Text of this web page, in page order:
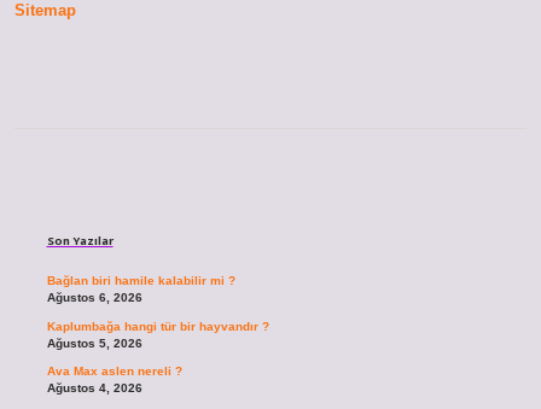
Sitemap
Son Yazılar
Bağlan biri hamile kalabilir mi ?
Ağustos 6, 2026
Kaplumbağa hangi tür bir hayvandır ?
Ağustos 5, 2026
Ava Max aslen nereli ?
Ağustos 4, 2026